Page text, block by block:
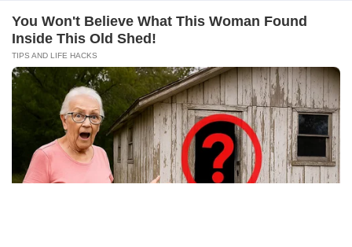
Kabarbaru.co menyajikan berita aktual dan
Follow Kabarbaru